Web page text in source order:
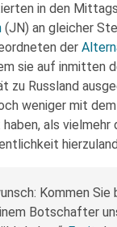
in den
(JN) an gleicher
der
sie auf inmitten
zu Russland
weniger mit
als
Kommen
Botschafter